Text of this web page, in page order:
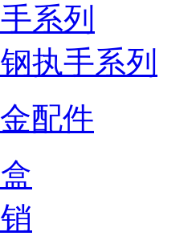
系列
执手系列
配件